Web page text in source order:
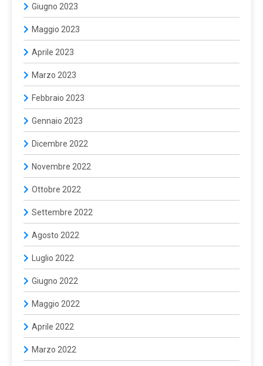
Giugno 2023
Maggio 2023
Aprile 2023
Marzo 2023
Febbraio 2023
Gennaio 2023
Dicembre 2022
Novembre 2022
Ottobre 2022
Settembre 2022
Agosto 2022
Luglio 2022
Giugno 2022
Maggio 2022
Aprile 2022
Marzo 2022